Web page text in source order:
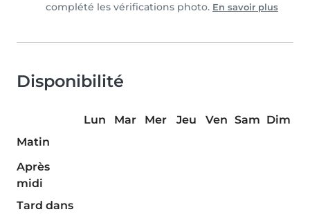
complété les vérifications photo. En savoir plus
Disponibilité
Lun Mar Mer Jeu Ven Sam Dim
Matin
Après
midi
Tard dans